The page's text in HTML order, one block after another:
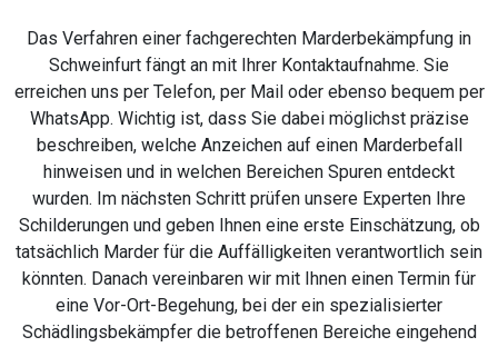
Das Verfahren einer fachgerechten Marderbekämpfung in
Schweinfurt fängt an mit Ihrer Kontaktaufnahme. Sie
erreichen uns per Telefon, per Mail oder ebenso bequem per
WhatsApp. Wichtig ist, dass Sie dabei möglichst präzise
beschreiben, welche Anzeichen auf einen Marderbefall
hinweisen und in welchen Bereichen Spuren entdeckt
wurden. Im nächsten Schritt prüfen unsere Experten Ihre
Schilderungen und geben Ihnen eine erste Einschätzung, ob
tatsächlich Marder für die Auffälligkeiten verantwortlich sein
könnten. Danach vereinbaren wir mit Ihnen einen Termin für
eine Vor-Ort-Begehung, bei der ein spezialisierter
Schädlingsbekämpfer die betroffenen Bereiche eingehend